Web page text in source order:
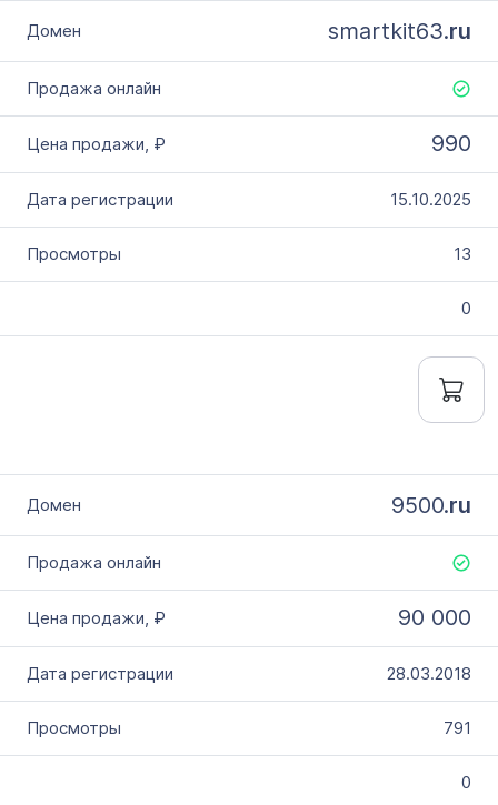
smartkit63.ru
990
15.10.2025
13
0
9500.ru
90 000
28.03.2018
791
0